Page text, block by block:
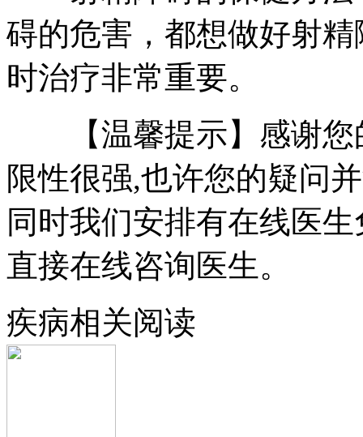
碍的危害，都想做好射
时治疗非常重要。
【温馨提示】感谢您
限性很强,也许您的疑问
同时我们安排有在线医
直接在线咨询医生。
疾病相关阅读